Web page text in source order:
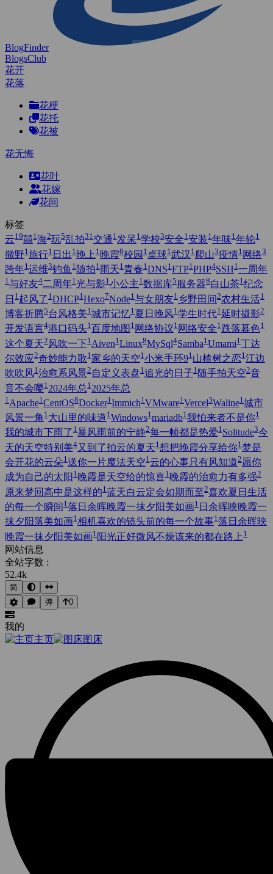
BlogFinder
BlogsClub
花开
花落
花梗
花托
花被
花无悔
花叶
花嫁
花间
标签
云19囍1 海2玩5乱拍31 交通 1 发呆1 学校3安全1 安装1 年味1 年轮1
撒野1 旅行1 日出 1 晚上 1 晚霞8校园 1 桌球1 武汉 1 爬山3疫情1 网络3
跨年1 运维3钓鱼 1 随拍1 雨天1 青春1 DNS1 FTP1 PHP4SSH1 一周年
1 与好友4二周年1 光与影1 小公主1 数据库5 服务器8白山茶1 纪念
日 1 起风了 1 DHCP1 Hexo7Node1 与女朋友1 乡野田间 2农村生活1
博客折腾5台风格美1 城市记忆1 夏日晚风1 学生时代1 延时摄影2
开发语言4港口码头1 百度地图 1 网络协议1 网络安全1 跌落暮色1
这个夏天2 风吹一下1 Aiven1 Linux8MySql4Samba1 Umami1 丁达
尔效应2奇妙能力歌1 家乡的天空1 小米手环91 山楂树之恋1 江边
吹吹风1 治愈系风景2 自定义表盘1 追光的日子1 随手拍天空2音
音不会嘤1 2024年总 1 2025年总
1 Apache1 CentOS8Docker1 Immich1 VMware1 Vercel3Waline1 城市
风景一角 1 大山里的味道1 Windows1 mariadb1 我怕来者不是你1
我的城市下雨了 1暴风雨前的宁静2每一帧都是热爱1Solitude3今
天的天空特别美4又到了拍云的夏天1 想把晚霞分享给你1 梦是
会开花的云朵1 送你一片魔法天空1 云的心事只有风知道2愿你
成为自己的太阳 1晚霞是天空给的惊喜1晚霞的治愈力有多强2
原来梦回高中是这样的1 蓝天白云定会如期而至2喜欢夏日生活
的每一个瞬间 1 落日余晖晚霞一抹夕阳美如画1 日余晖映晚霞一
抹夕阳落美如画1相机喜欢的镜头前的每一个故事1落日余晖映
晚霞一抹夕阳美如画1 阳光正好微风不燥该来的都在路上 1
网站信息
全站字数 :
52.4k
简
弹
0
我的
主页
图床